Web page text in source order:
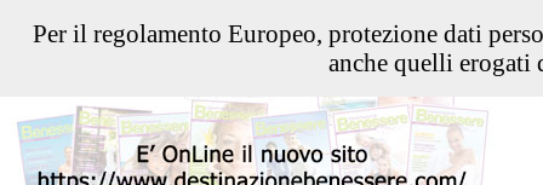
Per il regolamento Europeo, protezione dati
anche quelli erogati